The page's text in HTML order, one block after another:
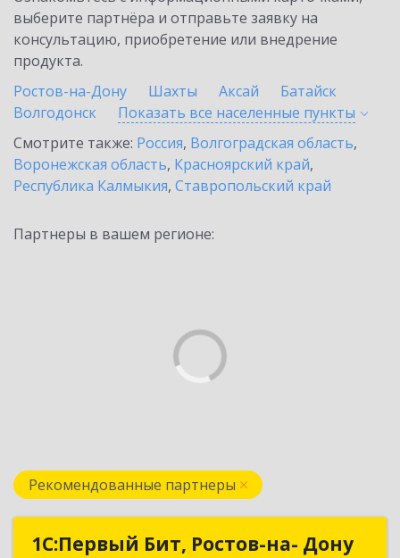
выберите партнёра и отправьте заявку на
консультацию, приобретение или внедрение
продукта.
Ростов-на-Дону
Шахты Аксай
Батайск
Волгодонск
Показать все населенные пункты
Смотрите также: Россия, Волгоградская область,
Воронежская область, Красноярский край,
Республика Калмыкия, Ставропольский край
Партнеры в вашем регионе:
Рекомендованные партнеры
1С:Первый Бит, Ростов-на- Дону
1С:Первый Бит, Ростов-на- Дону